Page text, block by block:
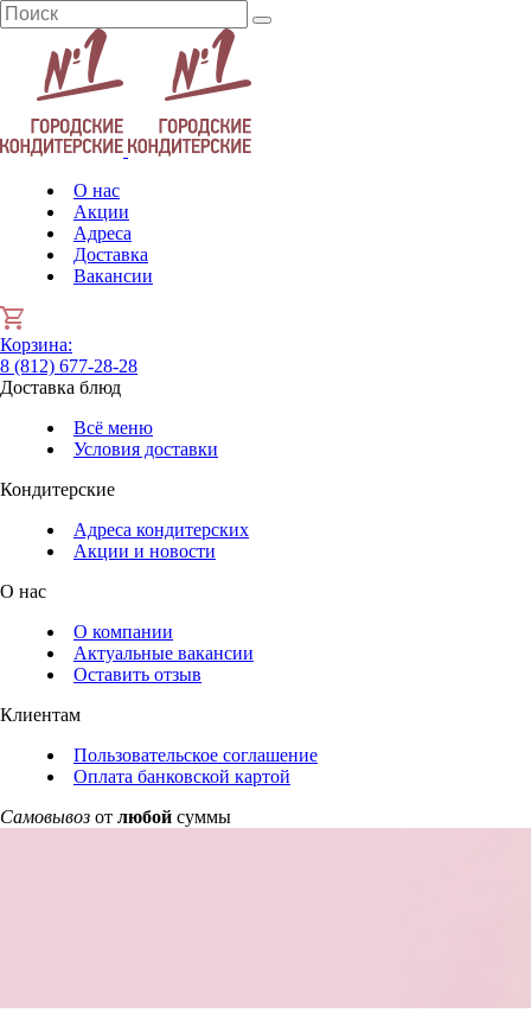
О нас
Акции
Адреса
Доставка
Вакансии
Корзина:
8 (812) 677-28-28
Доставка блюд
Всё меню
Условия доставки
Кондитерские
Адреса кондитерских
Акции и новости
О нас
О компании
Актуальные вакансии
Оставить отзыв
Клиентам
Пользовательское соглашение
Оплата банковской картой
Самовывоз от любой суммы